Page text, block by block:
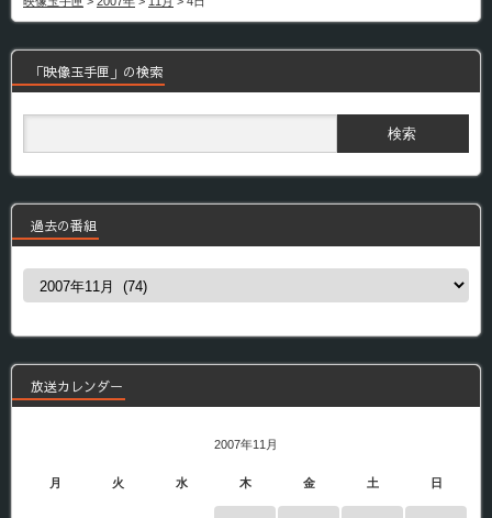
「映像玉手匣」の検索
過去の番組
過
組
放送カレンダー
2007年11月
月 火 水 木 金 土 日